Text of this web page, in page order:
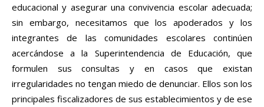
educacional y asegurar una convivencia escolar adecuada;
sin embargo, necesitamos que los apoderados y los
integrantes de las comunidades escolares continúen
acercándose a la Superintendencia de Educación, que
formulen sus consultas y en casos que existan
irregularidades no tengan miedo de denunciar. Ellos son los
principales fiscalizadores de sus establecimientos y de ese